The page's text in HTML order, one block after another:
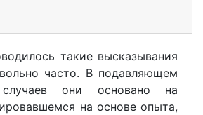
такие высказывания
часто. В подавляющем
случаев они основано на
на основе опыта,